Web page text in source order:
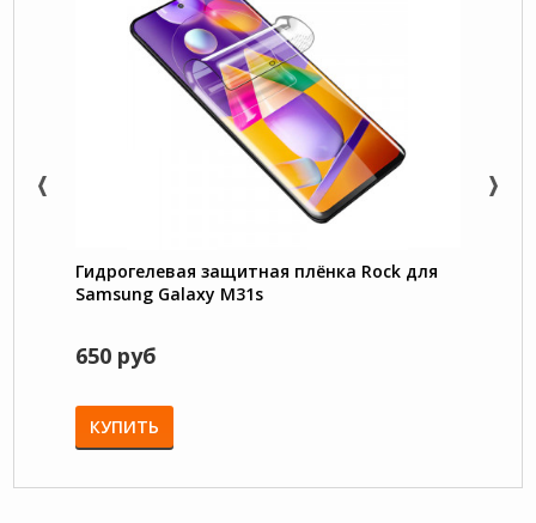
Гидрогелевая защитная плёнка Rock для
Samsung Galaxy M31s
650 руб
КУПИТЬ